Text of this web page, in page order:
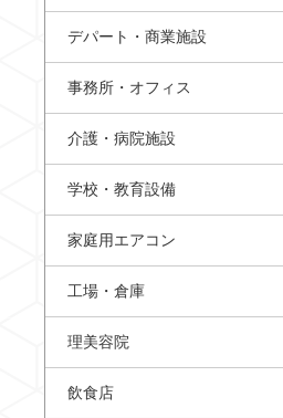
デパート・商業施設
事務所・オフィス
介護・病院施設
学校・教育設備
家庭用エアコン
工場・倉庫
理美容院
飲食店